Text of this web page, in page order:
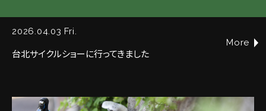
2026.04.03 Fri.
台北サイクルショーに行ってきました
More